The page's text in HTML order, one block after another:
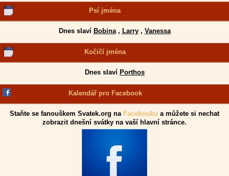
Psí jména
Dnes slaví Bobina, Larry, Vanessa
Kočičí jména
Dnes slaví Porthos
Kalendář pro Facebook
Staňte se fanouškem Svatek.org na Facebooku a můžete si nechat
zobrazit dnešní svátky na vaší hlavní stránce.